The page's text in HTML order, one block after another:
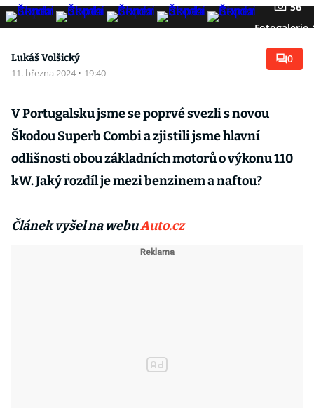
56
Fotogalerie
Lukáš Volšický
11. března 2024 · 19:40
0
V Portugalsku jsme se poprvé svezli s novou
Škodou Superb Combi a zjistili jsme hlavní
odlišnosti obou základních motorů o výkonu 110
kW. Jaký rozdíl je mezi benzinem a naftou?
Článek vyšel na webuAuto.cz